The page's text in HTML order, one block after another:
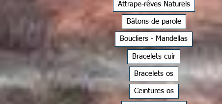
Attrape-rêves Naturels
Bâtons de parole
Boucliers - Mandellas
Bracelets cuir
Bracelets os
Ceintures os